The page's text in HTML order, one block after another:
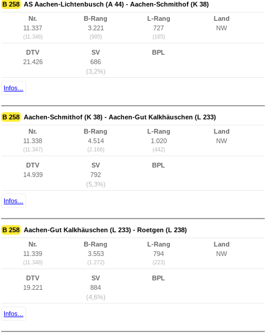
B 258 AS Aachen-Lichtenbusch (A 44) - Aachen-Schmithof (K 38)
Nr.
11.337
(11.346)
B-Rang
3.221
(995)
L-Rang
727
(165)
Land
NW
DTV
21.426
SV
686
(3,2%)
BPL
Infos...
B 258 Aachen-Schmithof (K 38) - Aachen-Gut Kalkhäuschen (L 233)
Nr.
11.338
(11.347)
B-Rang
4.514
(2.166)
L-Rang
1.020
(442)
Land
NW
DTV
14.939
SV
792
(5,3%)
BPL
Infos...
B 258 Aachen-Gut Kalkhäuschen (L 233) - Roetgen (L 238)
Nr.
11.339
(11.348)
B-Rang
3.553
(1.272)
L-Rang
794
(223)
Land
NW
DTV
19.221
SV
884
(4,6%)
BPL
Infos...